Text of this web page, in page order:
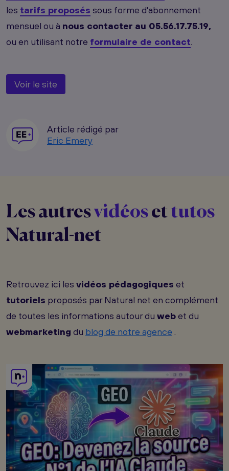
les tarifs proposés sous forme d'abonnement
mensuel ou à nous contacter au 05.56.17.75.19,
ou en utilisant notre formulaire de contact.
Voir le site
Article rédigé par
Eric Emery
Les autresvidéosettutos
Natural-net
Retrouvez ici les vidéos pédagogiques et
tutoriels proposés par Natural net en complément
de toutes les informations autour du webet du
webmarketing du blog de notre agence .